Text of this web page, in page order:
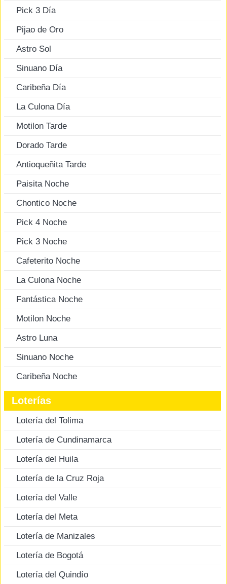
Pick 3 Día
Pijao de Oro
Astro Sol
Sinuano Día
Caribeña Día
La Culona Día
Motilon Tarde
Dorado Tarde
Antioqueñita Tarde
Paisita Noche
Chontico Noche
Pick 4 Noche
Pick 3 Noche
Cafeterito Noche
La Culona Noche
Fantástica Noche
Motilon Noche
Astro Luna
Sinuano Noche
Caribeña Noche
Loterías
Lotería del Tolima
Lotería de Cundinamarca
Lotería del Huila
Lotería de la Cruz Roja
Lotería del Valle
Lotería del Meta
Lotería de Manizales
Lotería de Bogotá
Lotería del Quindío